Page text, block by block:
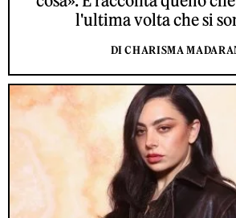
l'ultima volta che si
DI CHARISMA